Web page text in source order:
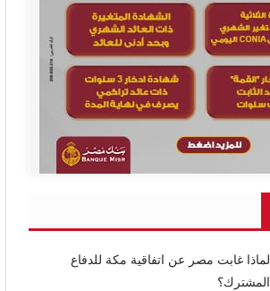
لماذا غابت مصر عن اتفاقية مكة للدفاع
المشترك؟